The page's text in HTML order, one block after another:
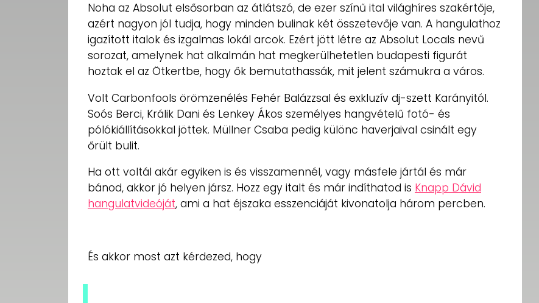
PR-ARCHÍVUM
ADATKEZELÉSI
TÁJÉKOZTATÓ
Noha az Absolut elsősorban az átlátszó, de ezer színű ital világhíres szakértője,
azért nagyon jól tudja, hogy minden bulinak két összetevője van. A hangulathoz
igazított italok és izgalmas lokál arcok. Ezért jött létre az Absolut Locals nevű
sorozat, amelynek hat alkalmán hat megkerülhetetlen budapesti figurát
hoztak el az Ötkertbe, hogy ők bemutathassák, mit jelent számukra a város.
Volt Carbonfools örömzenélés Fehér Balázzsal és exkluzív dj-szett Karányitól.
Soós Berci, Králik Dani és Lenkey Ákos személyes hangvételű fotó- és
pólókiállításokkal jöttek. Müllner Csaba pedig különc haverjaival csinált egy
őrült bulit.
Ha ott voltál akár egyiken is és visszamennél, vagy másfele jártál és már
bánod, akkor jó helyen jársz. Hozz egy italt és már indíthatod is Knapp Dávid
hangulatvideóját, ami a hat éjszaka esszenciáját kivonatolja három percben.
És akkor most azt kérdezed, hogy